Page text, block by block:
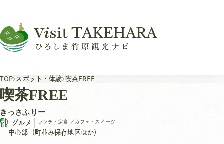
TOP スポット・体験 喫茶FREE
喫茶FREE
きっさふりー
グルメ ランチ・定食 ／ カフェ・スイーツ
中心部（町並み保存地区ほか）